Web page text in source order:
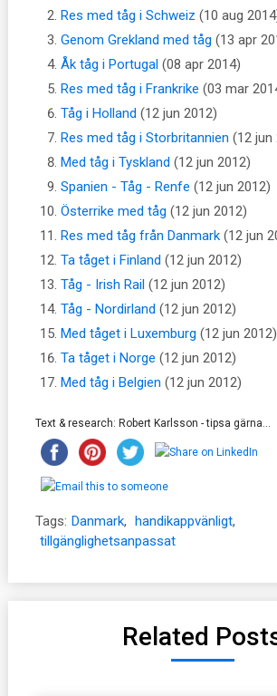
Res med tåg i Schweiz (10 aug
Genom Grekland med tåg (13 apr
Åk tåg i Portugal (08 apr 2014)
Res med tåg i Frankrike (03 mar
Tåg i Holland (12 jun 2012)
Res med tåg i Storbritannien (12 jun
Med tåg i Tyskland (12 jun 2012)
Spanien - Tåg - Renfe (12 jun 2012)
Österrike med tåg (12 jun 2012)
Res med tåg från Danmark (12 jun
Ta tåget i Finland (12 jun 2012)
Tåg - Irish Rail (12 jun 2012)
Tåg - Nordirland (12 jun 2012)
Med tåget i Luxemburg (12 jun 2012)
Ta tåget i Norge (12 jun 2012)
Med tåg i Belgien (12 jun 2012)
Text & research: Robert Karlsson - tipsa gärna...
Tags: Danmark, handikappvänligt,
tillgänglighetsanpassat
Related